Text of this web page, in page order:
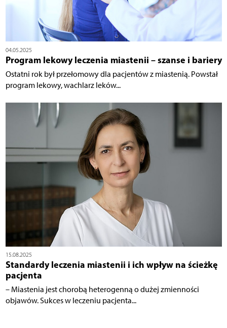
04.05.2025
Program lekowy leczenia miastenii – szanse i bariery
Ostatni rok był przełomowy dla pacjentów z miastenią. Powstał
program lekowy, wachlarz leków...
15.08.2025
Standardy leczenia miastenii i ich wpływ na ścieżkę
pacjenta
– Miastenia jest chorobą heterogenną o dużej zmienności
objawów. Sukces w leczeniu pacjenta...